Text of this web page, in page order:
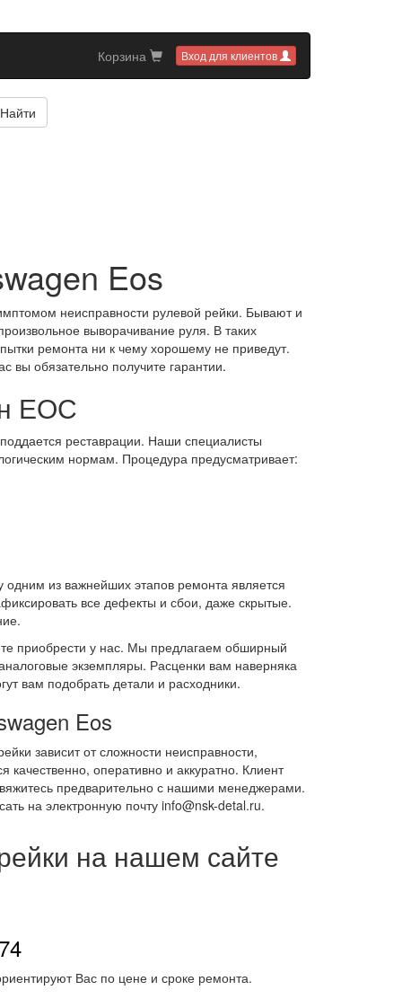
Вход для клиентов
Корзина
Найти
Eos
неисправности рулевой рейки. Бывают и
выворачивание руля. В таких
ремонта ни к чему хорошему не приведут.
обязательно получите гарантии.
ЕОС
реставрации. Наши специалисты
нормам. Процедура предусматривает:
из важнейших этапов ремонта является
все дефекты и сбои, даже скрытые.
приобрести у нас. Мы предлагаем обширный
экземпляры. Расценки вам наверняка
вам подобрать детали и расходники.
Eos
зависит от сложности неисправности,
оперативно и аккуратно. Клиент
предварительно с нашими менеджерами.
на электронную почту info@nsk-detal.ru.
на нашем сайте
Вас по цене и сроке ремонта.